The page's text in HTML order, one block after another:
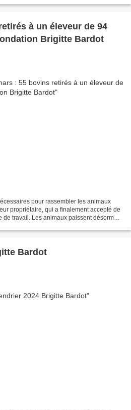
à un éleveur de 94
Brigitte Bardot
pour rassembler les animaux
propriétaire, qui a finalement accepté de
travail. Les animaux paissent désormais
Bardot